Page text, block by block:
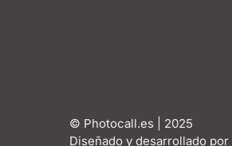
© Photocall.es | 2025
Diseñado y desarrollado por